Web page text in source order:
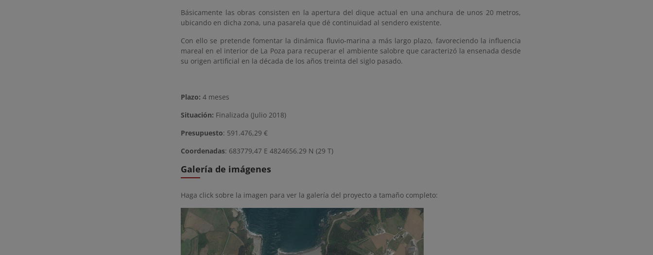
Básicamente las obras consisten en la apertura del dique actual en una anchura de unos 20 metros,
ubicando en dicha zona, una pasarela que dé continuidad al sendero existente.
Con ello se pretende fomentar la dinámica fluvio-marina a más largo plazo, favoreciendo la influencia
mareal en el interior de La Poza para recuperar el ambiente salobre que caracterizó la ensenada desde
su origen artificial en la década de los años treinta del siglo pasado.
Plazo: 4 meses
Situación: Finalizada (Julio 2018)
Presupuesto: 591.476,29 €
Coordenadas: 683779,47 E 4824656.29 N (29 T)
Galería de imágenes
Haga click sobre la imagen para ver la galería del proyecto a tamaño completo: